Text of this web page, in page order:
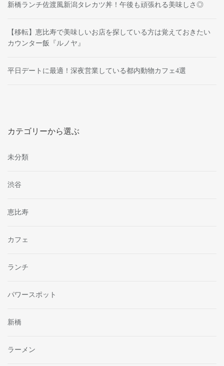
新橋ランチ佐渡風新潟タレカツ丼！午後も頑張れる美味しさ◎
【移転】恵比寿で美味しいお店を探している方は覚えておきたい
カウンター飯『ルノヤ』
平日デートに最適！深夜営業している都内動物カフェ4選
カテゴリーから選ぶ
未分類
渋谷
恵比寿
カフェ
ランチ
パワースポット
新橋
ラーメン